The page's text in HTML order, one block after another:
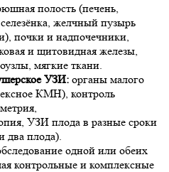
полость (печень,
желчный пузырь
почки и надпочечники,
и щитовидная железы,
мягкие ткани.
УЗИ: органы малого
КМН), контроль
УЗИ плода в разные сроки
два плода).
одной или обеих
контрольные и комплексные